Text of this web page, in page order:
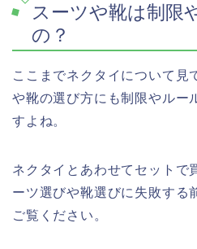
スーツや靴は制限
の？
ここまでネクタイについて見
や靴の選び方にも制限やルー
すよね。
ネクタイとあわせてセットで
ーツ選びや靴選びに失敗する
ご覧ください。